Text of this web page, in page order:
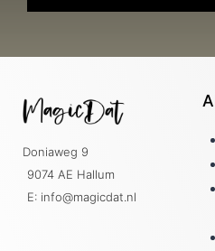
Doniaweg 9
9074 AE Hallum
E: info@magicdat.nl